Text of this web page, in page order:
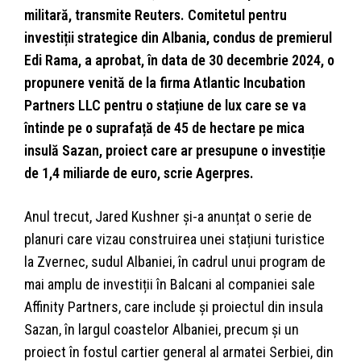
militară, transmite Reuters. Comitetul pentru
investiții strategice din Albania, condus de premierul
Edi Rama, a aprobat, în data de 30 decembrie 2024, o
propunere venită de la firma Atlantic Incubation
Partners LLC pentru o stațiune de lux care se va
întinde pe o suprafață de 45 de hectare pe mica
insulă Sazan, proiect care ar presupune o investiție
de 1,4 miliarde de euro, scrie Agerpres.
Anul trecut, Jared Kushner și-a anunțat o serie de
planuri care vizau construirea unei stațiuni turistice
la Zvernec, sudul Albaniei, în cadrul unui program de
mai amplu de investiții în Balcani al companiei sale
Affinity Partners, care include și proiectul din insula
Sazan, în largul coastelor Albaniei, precum și un
proiect în fostul cartier general al armatei Serbiei, din